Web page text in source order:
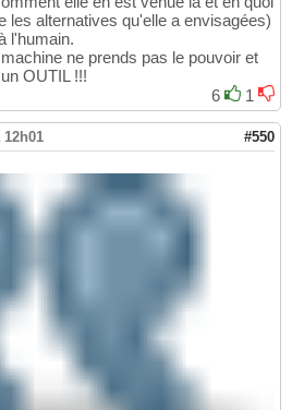
les alternatives qu'elle a envisagées)
l'humain.
ne prends pas le pouvoir et
OUTIL !!!
6
1
12h01 #550